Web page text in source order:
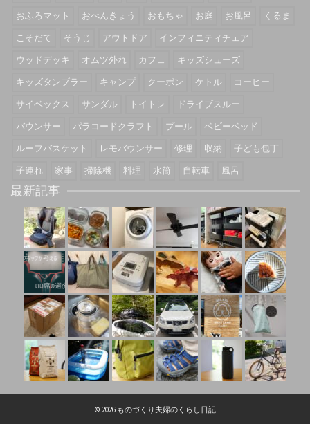
おふろマット
おべんきょう おもちゃ お庭 お風呂
くるま
こそだて
そうじ アウトドア
インフィニティチェア
ウッドデッキ
オムツ外れ カフェ
キッズシューズ
キッズタンブラー
キャンプ クーポン ケトル
コーヒー
サイベックス
サンダル トイトレ
ドライブスルー
バウンサー
パラコードクラフト プール
ベビーベッド
ルーフバスケット
レモバウンサー 修理 収納
子ども包丁
子連れ
家事 掃除機 料理 水筒 自転車 風呂
最新記事
© 2026 ものづくり夫婦のくらし日記